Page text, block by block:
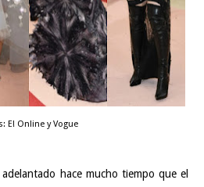
E! Online y Vogue
hace mucho tiempo que el